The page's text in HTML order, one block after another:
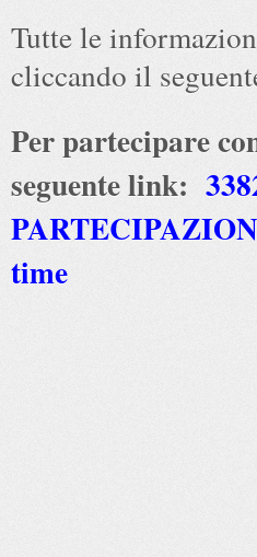
Tutte le
cliccando il
Per partecipare
seguente link:
time